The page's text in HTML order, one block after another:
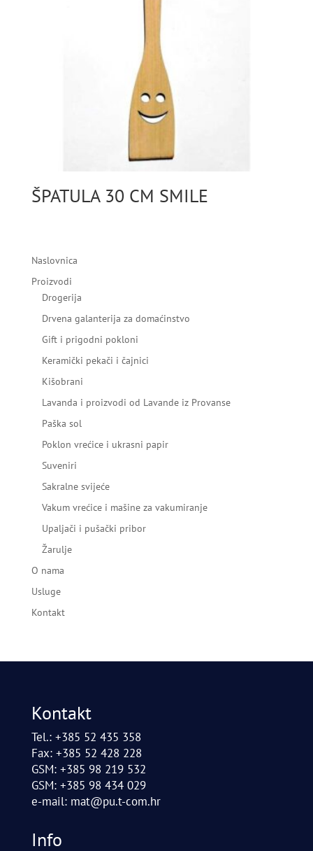
ŠPATULA 30 CM SMILE
Naslovnica
Proizvodi
Drogerija
Drvena galanterija za domaćinstvo
Gift i prigodni pokloni
Keramički pekači i čajnici
Kišobrani
Lavanda i proizvodi od Lavande iz Provanse
Paška sol
Poklon vrećice i ukrasni papir
Suveniri
Sakralne svijeće
Vakum vrećice i mašine za vakumiranje
Upaljači i pušački pribor
Žarulje
O nama
Usluge
Kontakt
Kontakt
Tel.: +385 52 435 358
Fax: +385 52 428 228
GSM: +385 98 219 532
GSM: +385 98 434 029
e-mail: mat@pu.t-com.hr
Info